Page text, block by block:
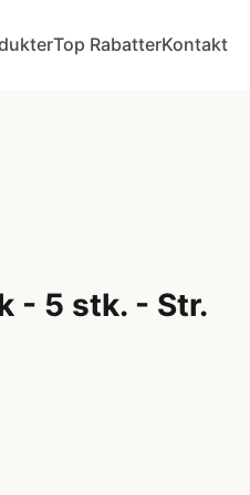
Top RabatterKontakt
- 5 stk. - Str.